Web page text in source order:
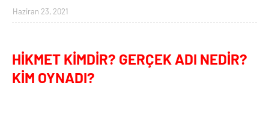
Haziran 23, 2021
HİKMET KİMDİR? GERÇEK ADI NEDİR?
KİM OYNADI?